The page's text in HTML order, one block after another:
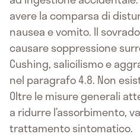
avere la comparsa di
nausea e vomito. Il
causare soppressione
Cushing, salicilismo e
nel paragrafo 4.8. Non
Oltre le misure generali
a ridurre l’assorbimento,
trattamento sintomatico.